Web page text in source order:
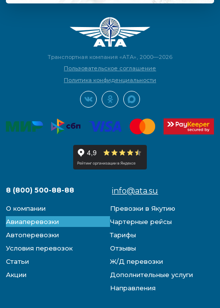
Транспортная компания «АТА», 2000—2026
Пользовательское соглашение
Политика конфиденциальности
8 (800) 500-88-88 info@ata.su
О компании
Превозки в Якутию
Авиаперевозки
Чартерные рейсы
Автоперевозки
Тарифы
Условия перевозок
Отзывы
Статьи
Ж/Д перевозки
Акции
Дополнительные услуги
Направления